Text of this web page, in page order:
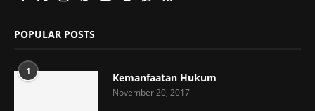
POPULAR POSTS
1 Kemanfaatan Hukum
November 20, 2017